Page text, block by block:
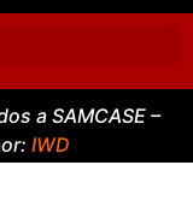
a SAMCASE –
IWD